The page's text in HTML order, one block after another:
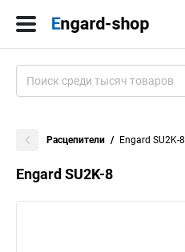
Расцепители Engard SU2K-8
Engard SU2K-8